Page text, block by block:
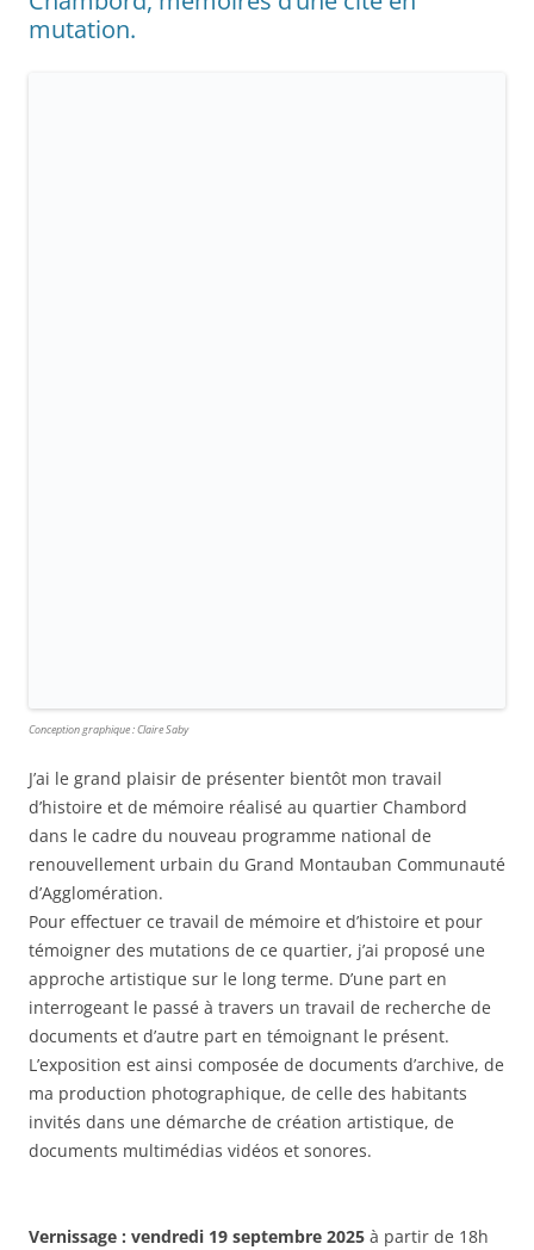
mutation.
Conception graphique : Claire Saby
J’ai le grand plaisir de présenter bientôt mon travail
d’histoire et de mémoire réalisé au quartier Chambord
dans le cadre du nouveau programme national de
renouvellement urbain du Grand Montauban Communauté
d’Agglomération.
Pour effectuer ce travail de mémoire et d’histoire et pour
témoigner des mutations de ce quartier, j’ai proposé une
approche artistique sur le long terme. D’une part en
interrogeant le passé à travers un travail de recherche de
documents et d’autre part en témoignant le présent.
L’exposition est ainsi composée de documents d’archive, de
ma production photographique, de celle des habitants
invités dans une démarche de création artistique, de
documents multimédias vidéos et sonores.
Vernissage : vendredi 19 septembre 2025 à partir de 18h